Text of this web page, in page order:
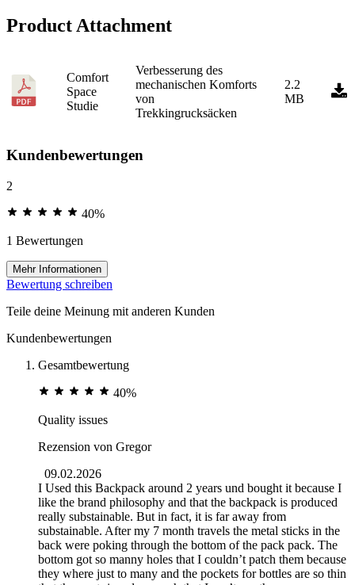
Product Attachment
Comfort
Space
Studie
Verbesserung des
mechanischen Komforts
von
Trekkingrucksäcken
2.2
MB
Kundenbewertungen
2
40%
1 Bewertungen
Mehr Informationen
Bewertung schreiben
Teile deine Meinung mit anderen Kunden
Kundenbewertungen
Gesamtbewertung
40%
Quality issues
Rezension von Gregor
09.02.2026
I Used this Backpack around 2 years und bought it because I
like the brand philosophy and that the backpack is produced
really substainable. But in fact, it is far away from
substainable. After my 7 month travels the metal sticks in the
back were poking through the bottom of the pack pack. The
bottom got so manny holes that I couldn’t patch them because
they where just to many and the pockets for bottles are so thin